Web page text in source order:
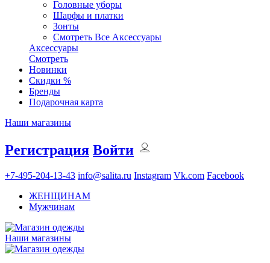
Головные уборы
Шарфы и платки
Зонты
Смотреть Все Аксессуары
Аксессуары
Смотреть
Новинки
Скидки %
Бренды
Подарочная карта
Наши магазины
Регистрация Войти
+7-495-204-13-43 info@salita.ru Instagram Vk.com Facebook
ЖЕНЩИНАМ
Мужчинам
Наши магазины